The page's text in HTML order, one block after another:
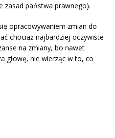
zasad państwa prawnego).
opracowywaniem zmian do
chociaż najbardziej oczywiste
na zmiany, bo nawet
głowę, nie wierząc w to, co